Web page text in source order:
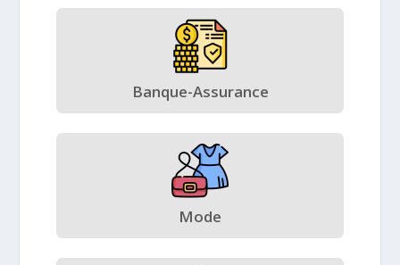
Banque-Assurance
Mode